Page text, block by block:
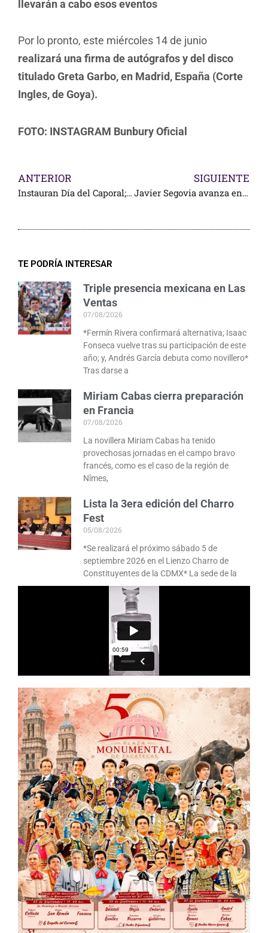
llevarán a cabo esos eventos
Por lo pronto, este miércoles 14 de junio
realizará una firma de autógrafos y del disco
titulado Greta Garbo,en Madrid, España (Corte
Ingles, de Goya).
FOTO: INSTAGRAM Bunbury Oficial
ANTERIOR
Instauran Día del Caporal; merecido reconocimiento
SIGUIENTE
Javier Segovia avanza en México
TE PODRÍA INTERESAR
Triple presencia mexicana en Las
Ventas
07/08/2026
*Fermín Rivera confirmará alternativa; Isaac
Fonseca vuelve tras su participación de este
año; y, Andrés García debuta como novillero*
Tras darse a
Miriam Cabas cierra preparación
en Francia
07/08/2026
La novillera Miriam Cabas ha tenido
provechosas jornadas en el campo bravo
francés, como es el caso de la región de
Nîmes,
Lista la 3era edición del Charro
Fest
05/08/2026
*Se realizará el próximo sábado 5 de
septiembre 2026 en el Lienzo Charro de
Constituyentes de la CDMX* La sede de la